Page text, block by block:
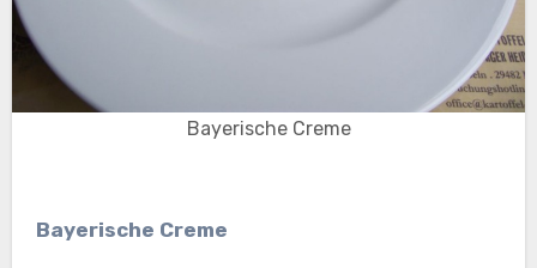
Bayerische Creme
Bayerische Creme